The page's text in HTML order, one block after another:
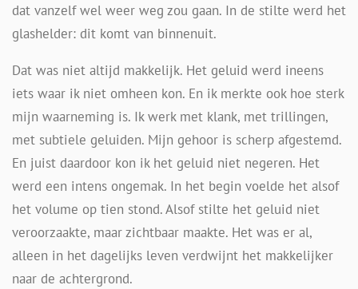
dat vanzelf wel weer weg zou gaan. In de stilte werd het
glashelder: dit komt van binnenuit.
Dat was niet altijd makkelijk. Het geluid werd ineens
iets waar ik niet omheen kon. En ik merkte ook hoe sterk
mijn waarneming is. Ik werk met klank, met trillingen,
met subtiele geluiden. Mijn gehoor is scherp afgestemd.
En juist daardoor kon ik het geluid niet negeren. Het
werd een intens ongemak. In het begin voelde het alsof
het volume op tien stond. Alsof stilte het geluid niet
veroorzaakte, maar zichtbaar maakte. Het was er al,
alleen in het dagelijks leven verdwijnt het makkelijker
naar de achtergrond.